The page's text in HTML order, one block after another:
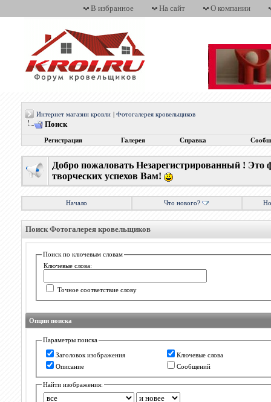
В избранное На сайт О компании
Интернет магазин кровли Фотогалерея кровельщиков
Поиск
Регистрация Галерея Справка
Добро пожаловать Незарегистрированный !
творческих успехов Вам!
Начало Что нового?
Поиск Фотогалерея кровельщиков
Поиск по ключевым словам
Ключевые слова:
Точное соответствие слову
Опции поиска
Параметры поиска
Заголовок изображения
Ключевые слова
Описание
Сообщений
Найти изображения: